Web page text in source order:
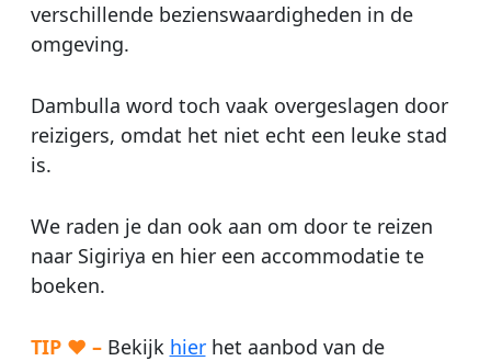
verschillende bezienswaardigheden in de
omgeving.
Dambulla word toch vaak overgeslagen door
reizigers, omdat het niet echt een leuke stad
is.
We raden je dan ook aan om door te reizen
naar Sigiriya en hier een accommodatie te
boeken.
TIP ♥ –Bekijk hierhet aanbod van de